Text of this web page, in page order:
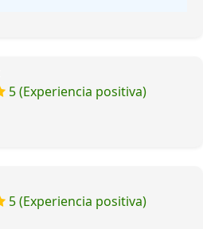
5 (Experiencia positiva)
5 (Experiencia positiva)